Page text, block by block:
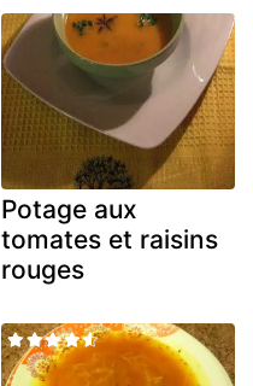
Potage aux
tomates et raisins
rouges